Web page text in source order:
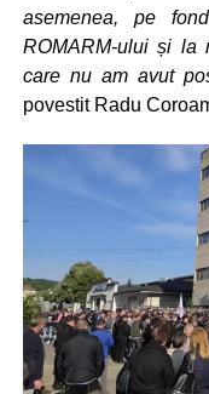
asemenea, pe
ROMARM-ului și la
care nu am avut
povestit Radu